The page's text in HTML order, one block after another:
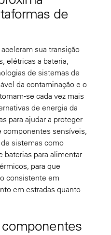
de
sua transição
elétricas a bateria,
de sistemas de
da contaminação e o
cada vez mais
de energia da
para ajudar a proteger
componentes sensíveis,
sistemas como
baterias para alimentar
para que
consistente em
em estradas quanto
componentes